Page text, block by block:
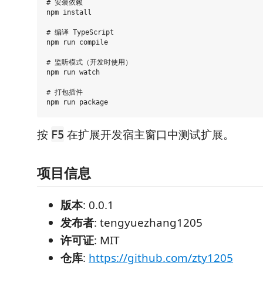
# 安装依赖
npm install
# 编译 TypeScript
npm run compile
# 监听模式（开发时使用）
npm run watch
# 打包插件
按 F5 在扩展开发宿主窗口中测试扩展。
项目信息
版本: 0.0.1
发布者: tengyuezhang1205
许可证: MIT
仓库: https://github.com/zty1205